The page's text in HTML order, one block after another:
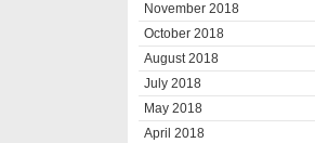
November 2018
October 2018
August 2018
July 2018
May 2018
April 2018